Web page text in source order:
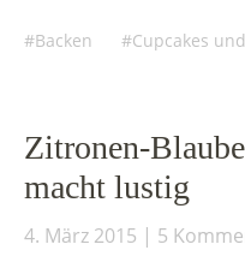
Backen Cupcakes
Zitronen-
macht lustig
4. März 2015 5